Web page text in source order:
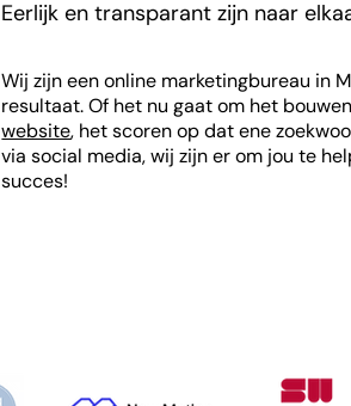
Eerlijk en transparant zijn naar
Wij zijn een online marketingbureau in
resultaat. Of het nu gaat om het
website, het scoren op dat ene
via social media, wij zijn er om jou te
succes!